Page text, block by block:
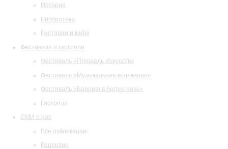
История
Библиотека
Ресторан и кафе
Фестивали и гастроли
Фестиваль «Площадь Искусств»
Фестиваль «Музыкальная коллекция»
Фестиваль «Барокко в белую ночь»
Гастроли
СМИ о нас
Все публикации
Рецензии